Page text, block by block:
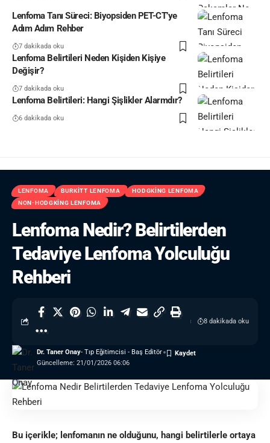
Lenfoma Tanı Süreci: Biyopsiden PET-CT’ye
Adım Adım Rehber
7 dakikada oku
Lenfoma Belirtileri Neden Kişiden Kişiye
Değişir?
7 dakikada oku
Lenfoma Belirtileri: Hangi Şişlikler Alarmdır?
6 dakikada oku
LENFOMA BURKITT LENFOMA
HODGKING LENFOMA
NON-HODGKING LENFOMA
Lenfoma Nedir? Belirtilerden
Tedaviye Lenfoma Yolculuğu
Rehberi
Güncelleme: 21/01/2026 06:06
Dr. Taner Onay- Tıp Eğitimcisi - Baş Editör
8 dakikada oku
Bu içerikle; lenfomanın ne olduğunu, hangi belirtilerle ortaya